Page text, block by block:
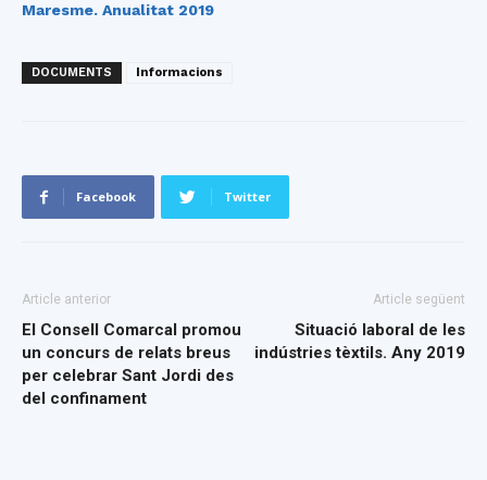
Maresme. Anualitat 2019
DOCUMENTS Informacions
Facebook Twitter
Article anterior
El Consell Comarcal promou
un concurs de relats breus
per celebrar Sant Jordi des
del confinament
Article següent
Situació laboral de les
indústries tèxtils. Any 2019